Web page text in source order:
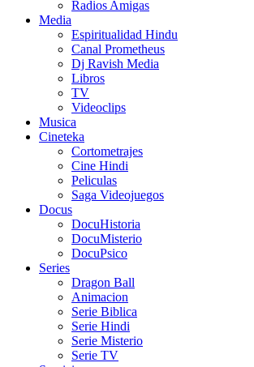
Radios Amigas
Media
Espiritualidad Hindu
Canal Prometheus
Dj Ravish Media
Libros
TV
Videoclips
Musica
Cineteka
Cortometrajes
Cine Hindi
Peliculas
Saga Videojuegos
Docus
DocuHistoria
DocuMisterio
DocuPsico
Series
Dragon Ball
Animacion
Serie Biblica
Serie Hindi
Serie Misterio
Serie TV